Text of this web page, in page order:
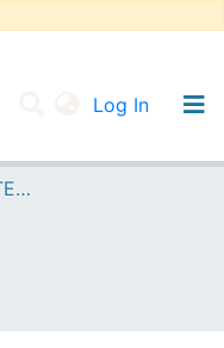
Log In
ABBES
--> DSPACE UNIVERSITE DJILALLI LIABES DE SIDI BEL ABBES